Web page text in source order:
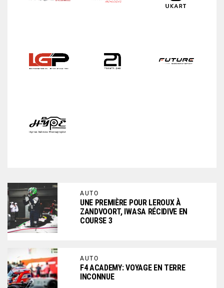
AUTO
UNE PREMIÈRE POUR LEROUX À
ZANDVOORT, IWASA RÉCIDIVE EN
COURSE 3
AUTO
F4 ACADEMY: VOYAGE EN TERRE
INCONNUE